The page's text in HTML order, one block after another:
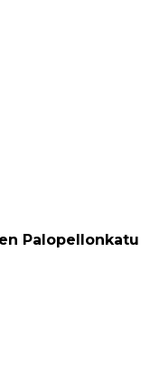
Palopellonkatu